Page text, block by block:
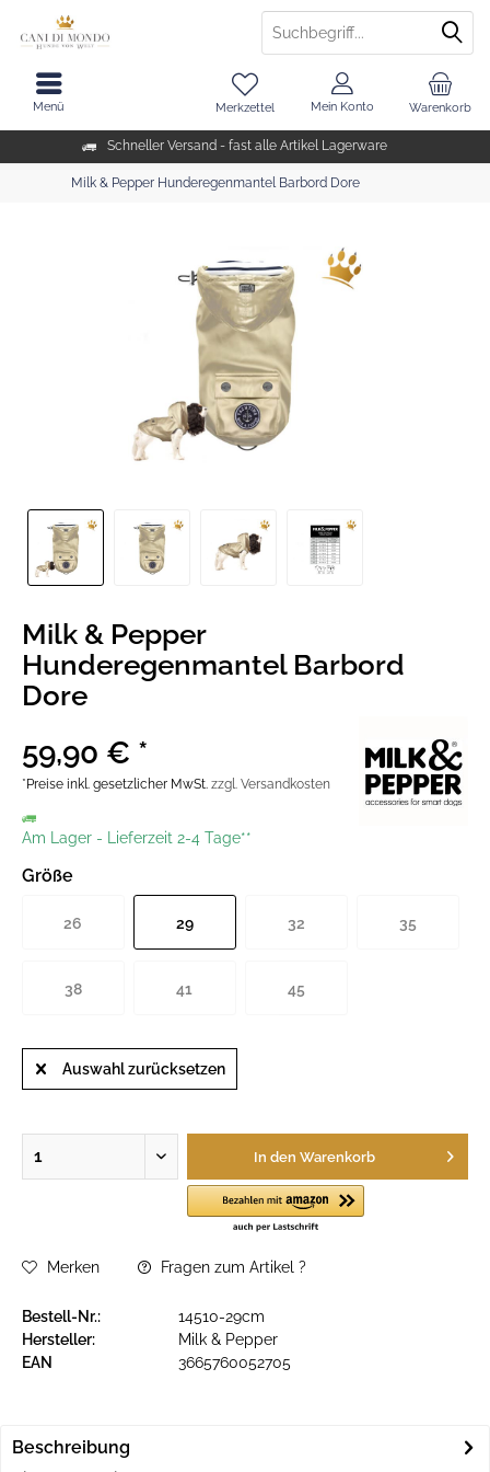
Schneller Versand - fast alle Artikel Lagerware
Warenkorb
Merkzettel Mein Konto
Menü
Milk & Pepper Hunderegenmantel Barbord Dore
Milk & Pepper
Hunderegenmantel Barbord
Dore
59,90 € *
*Preise inkl. gesetzlicher MwSt. zzgl. Versandkosten
Am Lager - Lieferzeit 2-4 Tage**
Größe
26 29 32 35
38 41 45
Auswahl zurücksetzen
In den Warenkorb
Merken Fragen zum Artikel ?
Bestell-Nr.:
14510-29cm
Hersteller:
Milk & Pepper
EAN
3665760052705
Beschreibung